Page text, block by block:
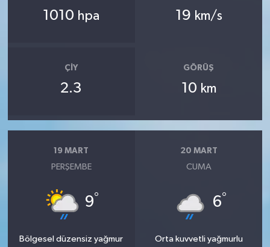
1010 hpa 19 km/s
ÇIY
2.3
GÖRÜŞ
10 km
19 MART
PERŞEMBE
9°
Bölgesel düzensiz yağmur
20 MART
CUMA
6°
Orta kuvvetli yağmurlu